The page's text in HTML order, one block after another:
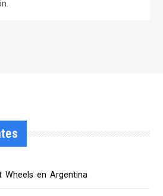
Wheels en Argentina